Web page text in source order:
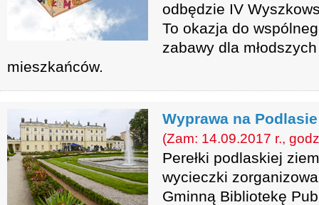
odbędzie IV
To okazja do
zabawy dla
mieszkańców.
Wyprawa na Podlasie
(Zam: 14.09.2017 r.,
Perełki podlaskiej
wycieczki
Gminną Bibliotekę